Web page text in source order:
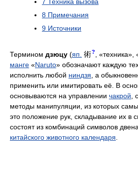
8 Примечания
9 Источники
Термином дзюцу (яп. 術? ,
манге «Naruto» обозначают каждую
исполнить любой ниндзя , а
применить или имитировать её. В
основываются на управлении чакрой
методы манипуляции, из которых
это положение рук, складывание их в
состоят из комбинаций символов
китайского животного календаря